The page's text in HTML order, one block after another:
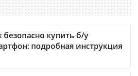
безопасно купить б/у
подробная инструкция